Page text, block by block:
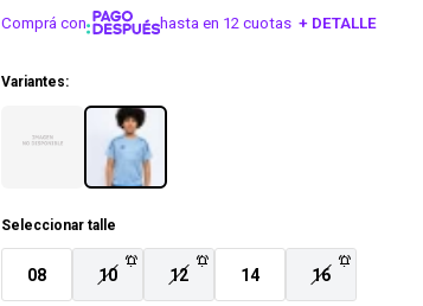
Comprá con hasta en 12 cuotas + DETALLE
Variantes:
Seleccionar talle
08 10 12 14 16